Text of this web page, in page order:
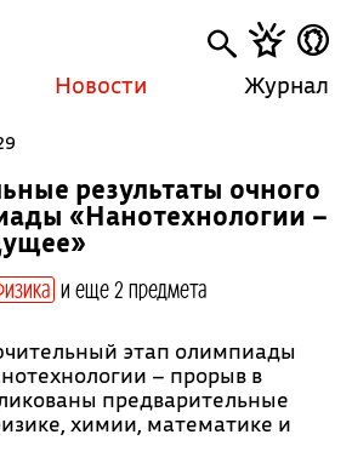
Новости Журнал
результаты очного
«Нанотехнологии –
и еще 2 предмета
этап олимпиады
– прорыв в
предварительные
химии, математике и